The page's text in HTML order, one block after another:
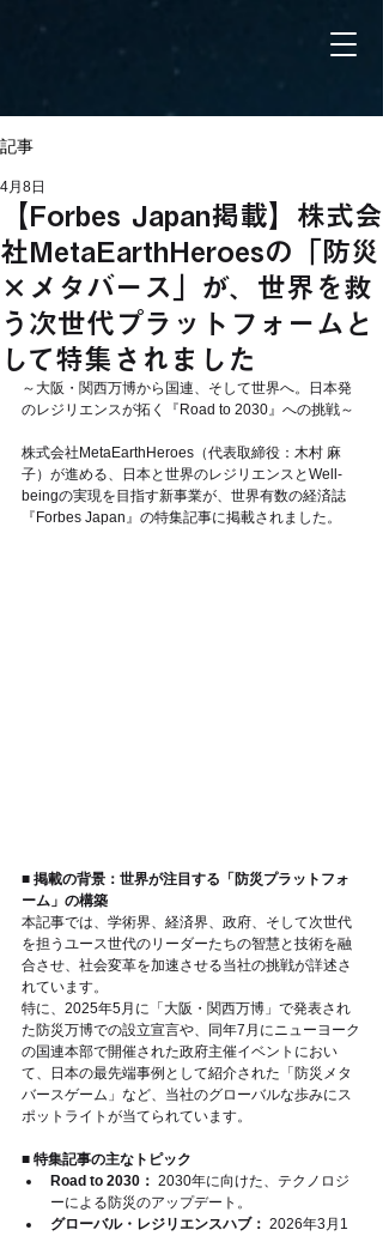
記事
【Forbes Japan掲載】株式会
社MetaEarthHeroesの「防災
×メタバース」が、世界を救
う次世代プラットフォームと
して特集されました
4月8日
～大阪・関西万博から国連、そして世界へ。日本発
のレジリエンスが拓く『Road to 2030』への挑戦～
株式会社MetaEarthHeroes（代表取締役：木村 麻
子）が進める、日本と世界のレジリエンスとWell-
beingの実現を目指す新事業が、世界有数の経済誌
『Forbes Japan』の特集記事に掲載されました。
■ 掲載の背景：世界が注目する「防災プラットフォ
ーム」の構築
本記事では、学術界、経済界、政府、そして次世代
を担うユース世代のリーダーたちの智慧と技術を融
合させ、社会変革を加速させる当社の挑戦が詳述さ
れています。
特に、2025年5月に「大阪・関西万博」で発表され
た防災万博での設立宣言や、同年7月にニューヨーク
の国連本部で開催された政府主催イベントにおい
て、日本の最先端事例として紹介された「防災メタ
バースゲーム」など、当社のグローバルな歩みにス
ポットライトが当てられています。
■ 特集記事の主なトピック
Road to 2030： 2030年に向けた、テクノロジ
ーによる防災のアップデート。
グローバル・レジリエンスハブ： 2026年3月1